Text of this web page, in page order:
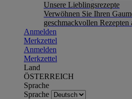
Unsere Lieblingsrezepte
Verwöhnen Sie Ihren
geschmackvollen Rezepten
Anmelden
Merkzettel
Anmelden
Merkzettel
Land
ÖSTERREICH
Sprache
Sprache